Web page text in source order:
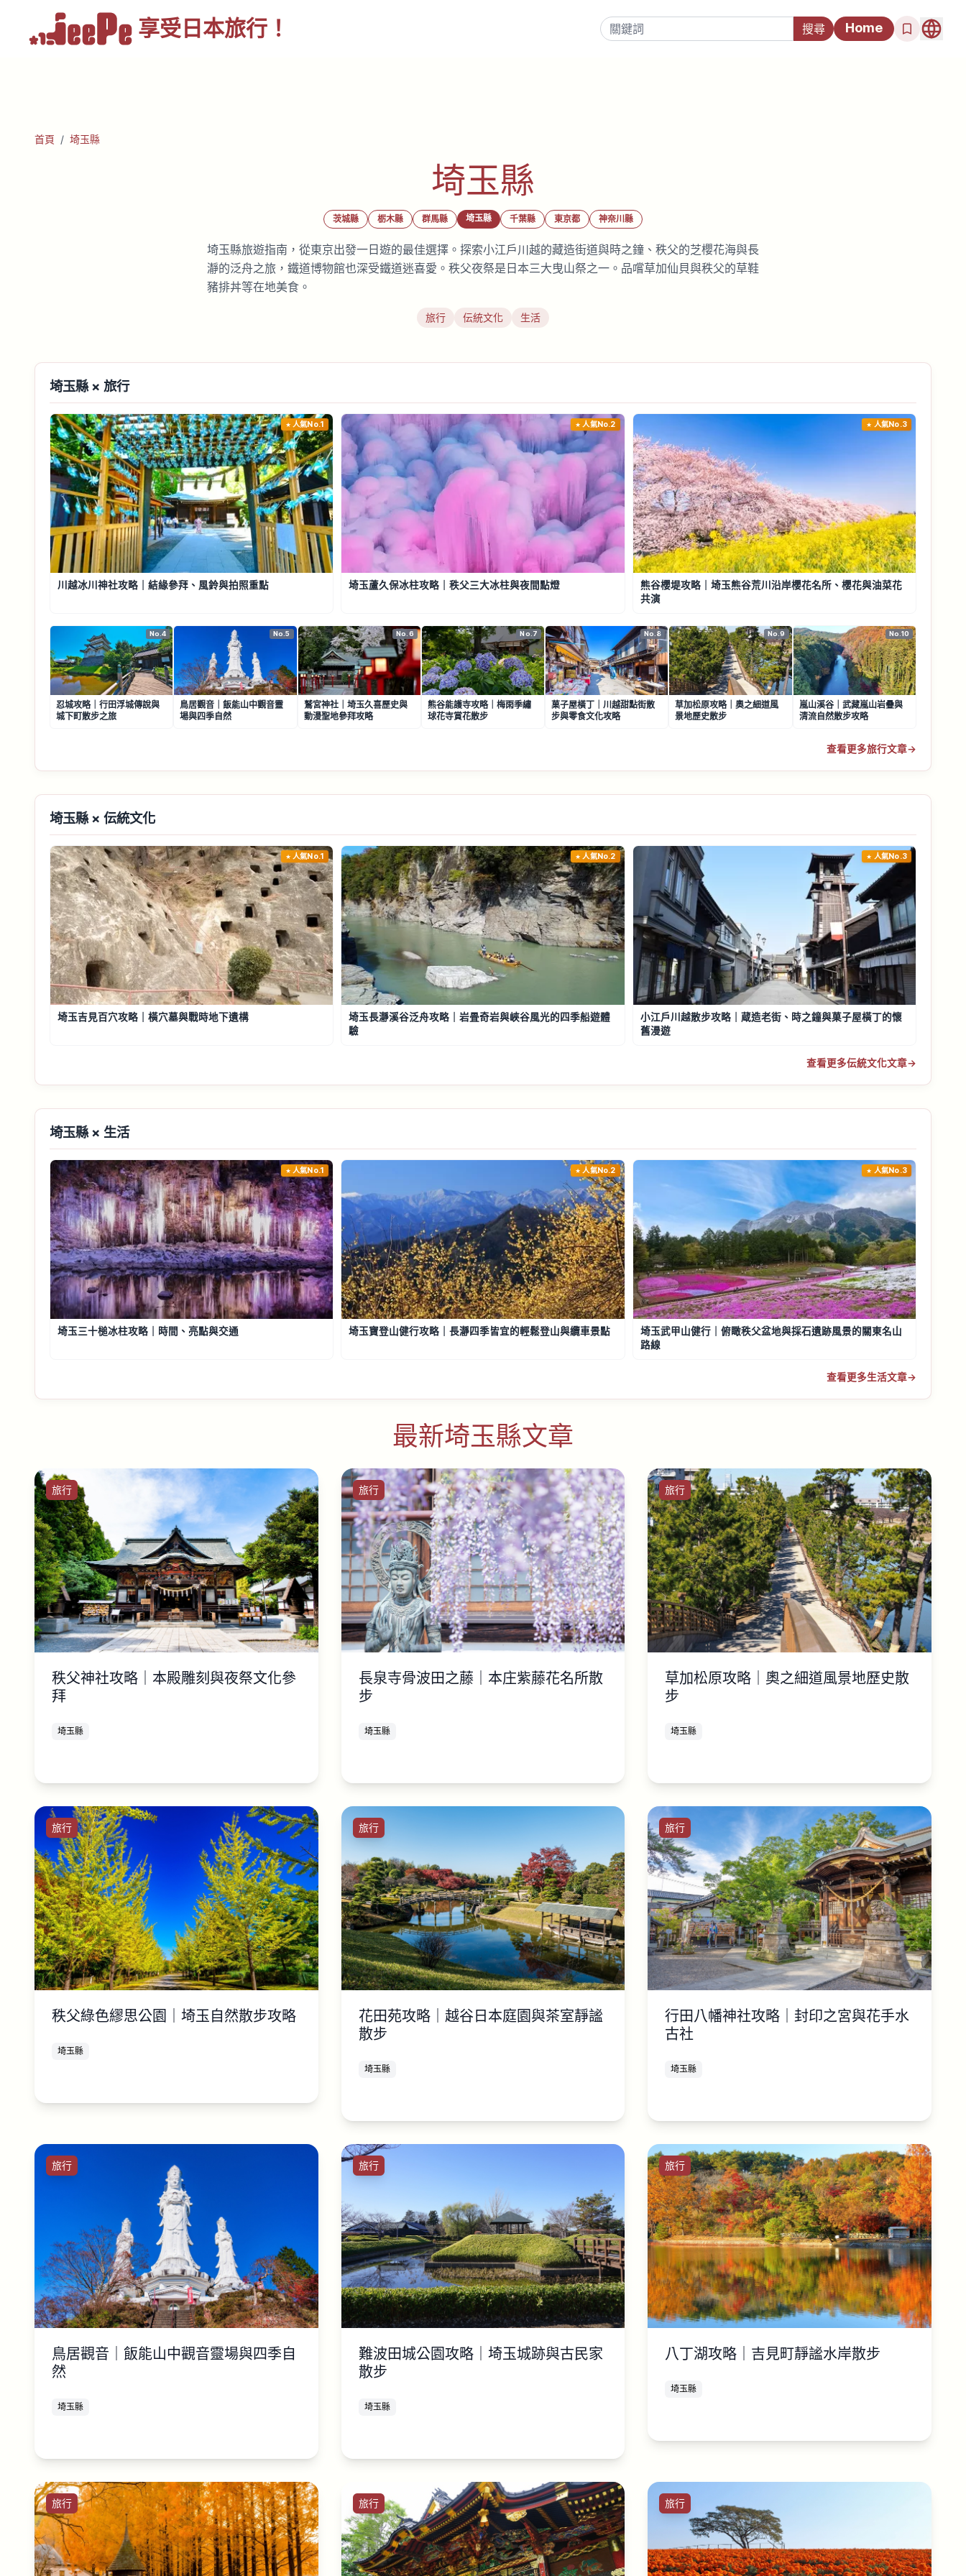
享受 日本旅行！ Home
首頁 / 埼玉縣
埼玉縣
茨城縣 栃木縣 群馬縣 埼玉縣 千葉縣 東京都 神奈川縣
埼玉縣旅遊指南，從東京出發一日遊的最佳選擇。探索小江戶川越的藏造街道與時之鐘、秩父的芝櫻花海與長
瀞的泛舟之旅，鐵道博物館也深受鐵道迷喜愛。秩父夜祭是日本三大曳山祭之一。品嚐草加仙貝與秩父的草鞋
豬排丼等在地美食。
旅行 伝統文化 生活
埼玉縣 × 旅行
人氣No.1
川越冰川神社攻略｜結緣參拜、風鈴與拍照重點
人氣No.2
埼玉蘆久保冰柱攻略｜秩父三大冰柱與夜間點燈
人氣No.3
熊谷櫻堤攻略｜埼玉熊谷荒川沿岸櫻花名所、櫻花與油菜花
共演
No.4
忍城攻略｜行田浮城傳說與
城下町散步之旅
No.5
鳥居觀音｜飯能山中觀音靈
場與四季自然
No.6
鷲宮神社｜埼玉久喜歷史與
動漫聖地參拜攻略
No.7
熊谷能護寺攻略｜梅雨季繡
球花寺賞花散步
No.8
菓子屋橫丁｜川越甜點街散
步與零食文化攻略
No.9
草加松原攻略｜奧之細道風
景地歷史散步
No.10
嵐山溪谷｜武藏嵐山岩疊與
清流自然散步攻略
查看更多旅行文章→
埼玉縣 × 伝統文化
人氣No.1
埼玉吉見百穴攻略｜橫穴墓與戰時地下遺構
人氣No.2
埼玉長瀞溪谷泛舟攻略｜岩畳奇岩與峽谷風光的四季船遊體
驗
人氣No.3
小江戶川越散步攻略｜蔵造老街、時之鐘與菓子屋橫丁的懷
舊漫遊
查看更多伝統文化文章→
埼玉縣 × 生活
人氣No.1
埼玉三十槌冰柱攻略｜時間、亮點與交通
人氣No.2
埼玉寶登山健行攻略｜長瀞四季皆宜的輕鬆登山與纜車景點
人氣No.3
埼玉武甲山健行｜俯瞰秩父盆地與採石遺跡風景的關東名山
路線
查看更多生活文章→
最新埼玉縣文章
旅行
秩父神社攻略｜本殿雕刻與夜祭文化參
拜
埼玉縣
旅行
長泉寺骨波田之藤｜本庄紫藤花名所散
步
埼玉縣
旅行
草加松原攻略｜奧之細道風景地歷史散
步
埼玉縣
旅行
秩父綠色繆思公園｜埼玉自然散步攻略
埼玉縣
旅行
花田苑攻略｜越谷日本庭園與茶室靜謐
散步
埼玉縣
旅行
行田八幡神社攻略｜封印之宮與花手水
古社
埼玉縣
旅行
鳥居觀音｜飯能山中觀音靈場與四季自
然
埼玉縣
旅行
難波田城公園攻略｜埼玉城跡與古民家
散步
埼玉縣
旅行
八丁湖攻略｜吉見町靜謐水岸散步
埼玉縣
旅行 旅行 旅行